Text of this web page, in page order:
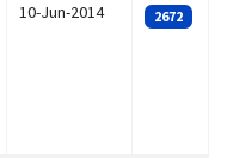
10-Jun-2014 2672